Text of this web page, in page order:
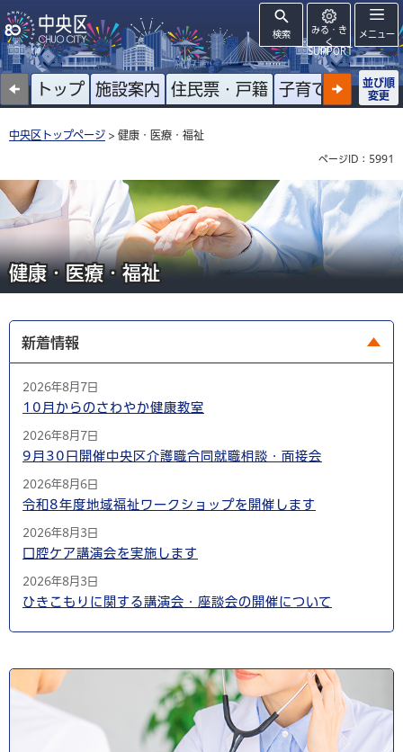
検索
みる・き
く
SUPPORT
メニュー
トップ 施設案内 住民票・戸籍 子育て 高齢者
並び順
変更
中央区トップページ > 健康・医療・福祉
ページID：5991
健康・医療・福祉
新着情報
2026年8月7日
10月からのさわやか健康教室
2026年8月7日
9月30日開催中央区介護職合同就職相談・面接会
2026年8月6日
令和8年度地域福祉ワークショップを開催します
2026年8月3日
口腔ケア講演会を実施します
2026年8月3日
ひきこもりに関する講演会・座談会の開催について